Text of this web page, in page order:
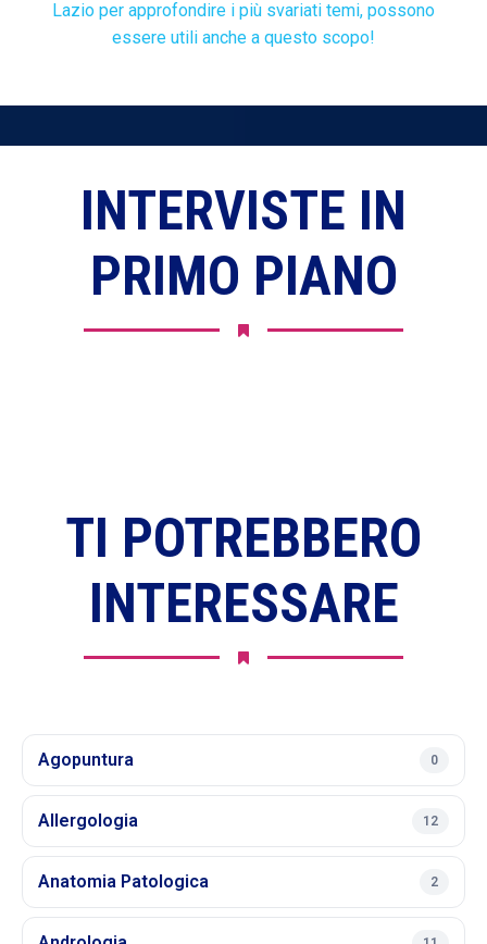
Lazio per approfondire i più svariati temi, possono
essere utili anche a questo scopo!
INTERVISTE IN
PRIMO PIANO
TI POTREBBERO
INTERESSARE
Agopuntura 0
Allergologia 12
Anatomia Patologica 2